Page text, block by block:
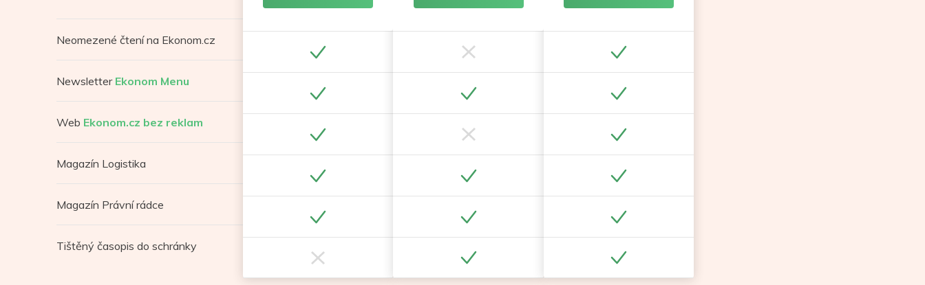
Neomezené čtení na Ekonom.cz
Newsletter Ekonom Menu
Web Ekonom.cz bez reklam
Magazín Logistika
Magazín Právní rádce
Tištěný časopis do schránky